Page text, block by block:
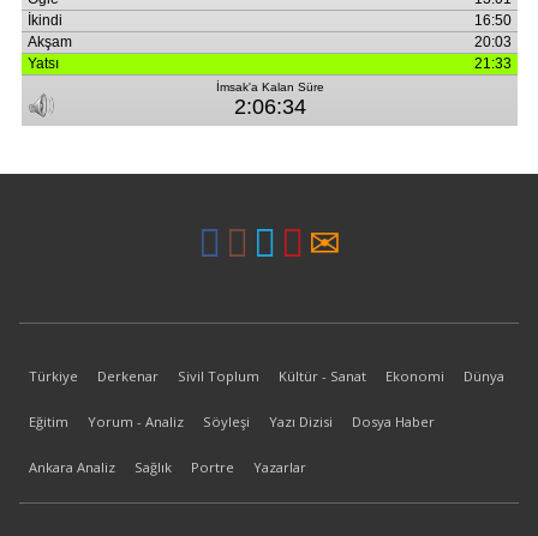
Türkiye Derkenar Sivil Toplum Kültür - Sanat Ekonomi Dünya
Eğitim Yorum - Analiz Söyleşi Yazı Dizisi Dosya Haber
Ankara Analiz Sağlık Portre Yazarlar